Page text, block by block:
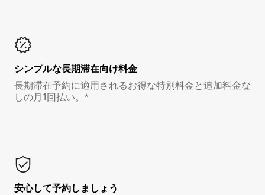
シンプルな長期滞在向け料金
長期滞在予約に適用されるお得な特別料金と追加料金な
しの月1回払い。*
安心して予約しましょう